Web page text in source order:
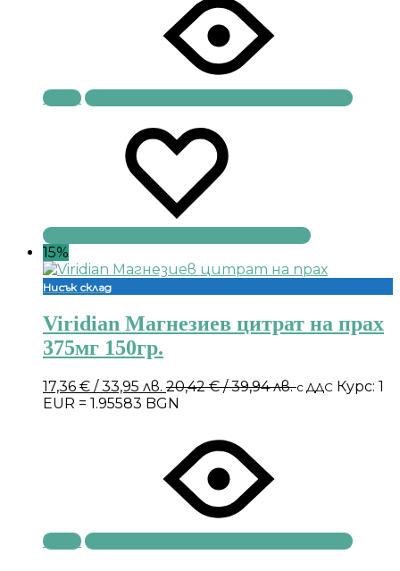
Купи
15%
Нисък склад
Viridian Магнезиев цитрат на прах
375мг 150гр.
17,36 € / 33,95 лв. 20,42€/ 39,94 лв.с ДДС Курс: 1
EUR = 1.95583 BGN
Купи